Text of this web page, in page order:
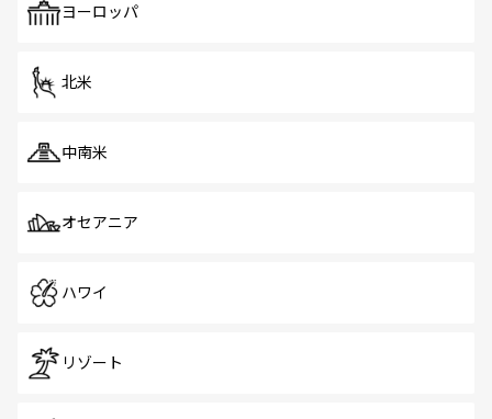
で、ホーカーズは地元の風情を楽しめる外せないスポット
ヨーロッパ
北米
中南米
オセアニア
ハワイ
リゾート